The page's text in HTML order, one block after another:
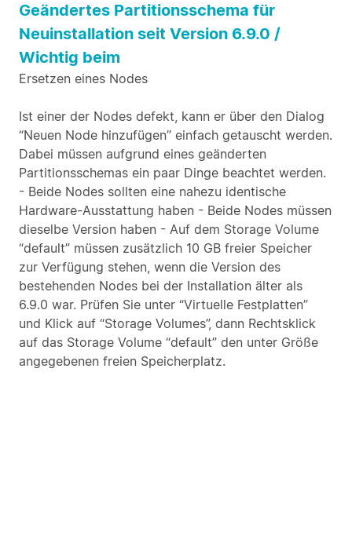
Geändertes Partitionsschema für
Neuinstallation seit Version 6.9.0 /
Wichtig beim
Ersetzen eines Nodes
Ist einer der Nodes defekt, kann er über den Dialog
“Neuen Node hinzufügen” einfach getauscht werden.
Dabei müssen aufgrund eines geänderten
Partitionsschemas ein paar Dinge beachtet werden.
- Beide Nodes sollten eine nahezu identische
Hardware-Ausstattung haben - Beide Nodes müssen
dieselbe Version haben - Auf dem Storage Volume
“default” müssen zusätzlich 10 GB freier Speicher
zur Verfügung stehen, wenn die Version des
bestehenden Nodes bei der Installation älter als
6.9.0 war. Prüfen Sie unter “Virtuelle Festplatten”
und Klick auf “Storage Volumes”, dann Rechtsklick
auf das Storage Volume “default” den unter Größe
angegebenen freien Speicherplatz.